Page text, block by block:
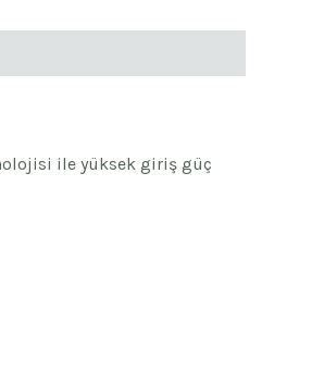
ile yüksek giriş güç